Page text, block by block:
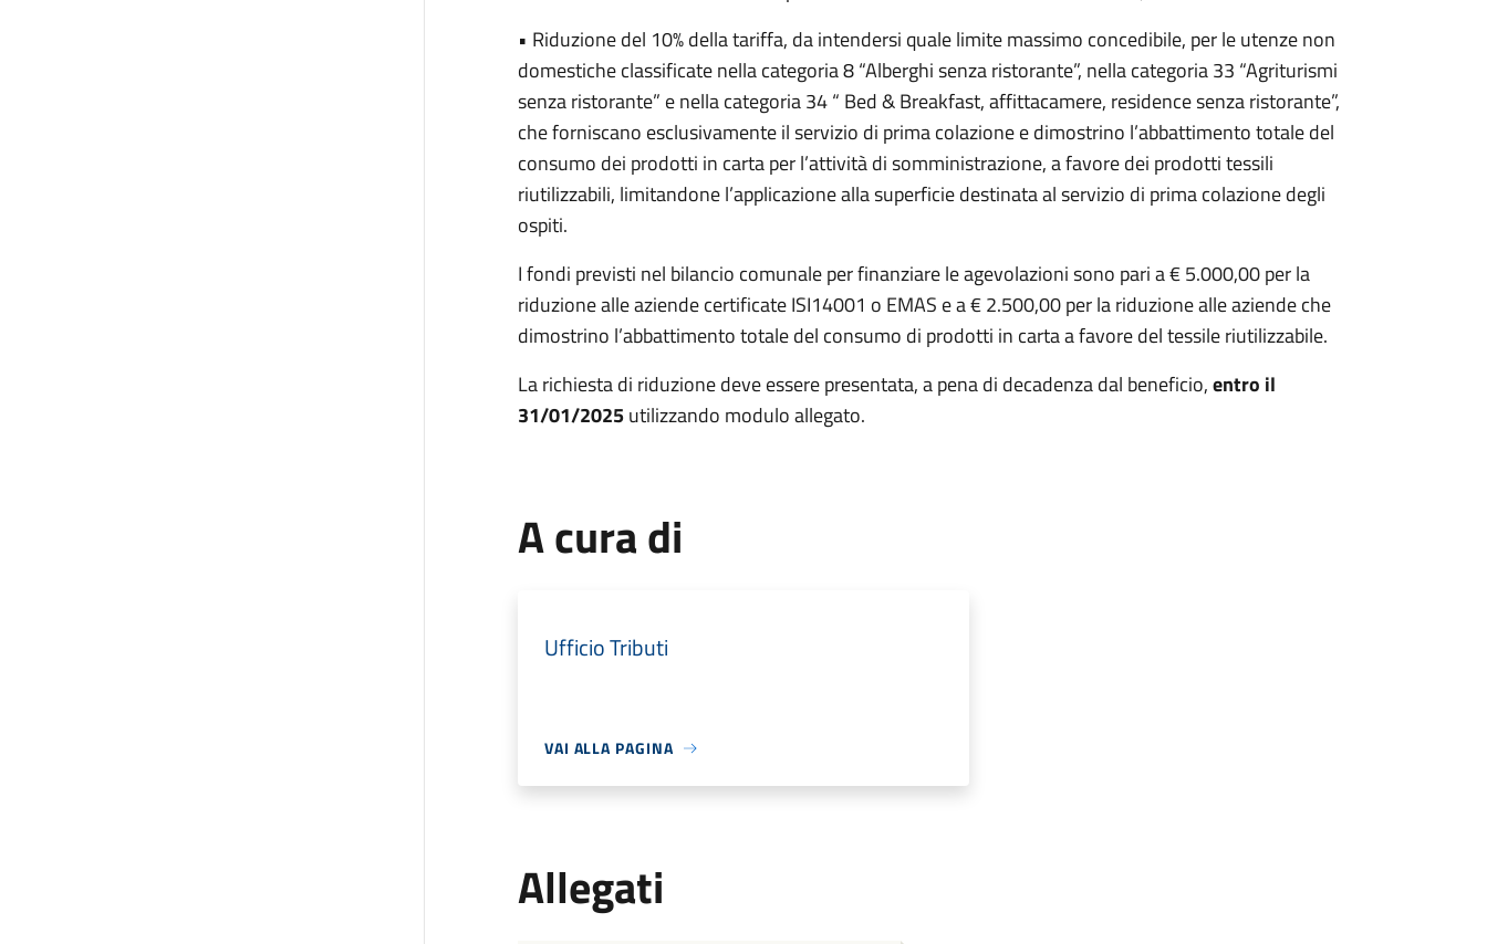
• Riduzione del 10% della tariffa, da intendersi quale limite massimo concedibile, per le utenze non
domestiche classificate nella categoria 8 “Alberghi senza ristorante”, nella categoria 33 “Agriturismi
senza ristorante” e nella categoria 34 “ Bed & Breakfast, affittacamere, residence senza ristorante”,
che forniscano esclusivamente il servizio di prima colazione e dimostrino l’abbattimento totale del
consumo dei prodotti in carta per l’attività di somministrazione, a favore dei prodotti tessili
riutilizzabili, limitandone l’applicazione alla superficie destinata al servizio di prima colazione degli
ospiti.
I fondi previsti nel bilancio comunale per finanziare le agevolazioni sono pari a € 5.000,00 per la
riduzione alle aziende certificate ISI14001 o EMAS e a € 2.500,00 per la riduzione alle aziende che
dimostrino l’abbattimento totale del consumo di prodotti in carta a favore del tessile riutilizzabile.
La richiesta di riduzione deve essere presentata, a pena di decadenza dal beneficio,entro il
31/01/2025utilizzando modulo allegato.
A cura di
Ufficio Tributi
VAI ALLA PAGINA
Allegati